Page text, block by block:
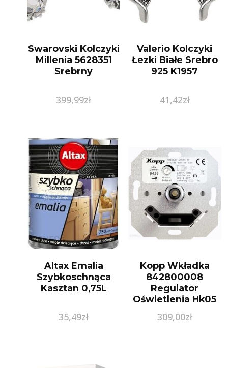
Swarovski Kolczyki
Millenia 5628351
Srebrny
399,99zł
Valerio Kolczyki
Łezki Białe Srebro
925 K1957
41,42zł
Altax Emalia
Szybkoschnąca
Kasztan 0,75L
35,49zł
Kopp Wkładka
842800008
Regulator
Oświetlenia Hk05
309,00zł